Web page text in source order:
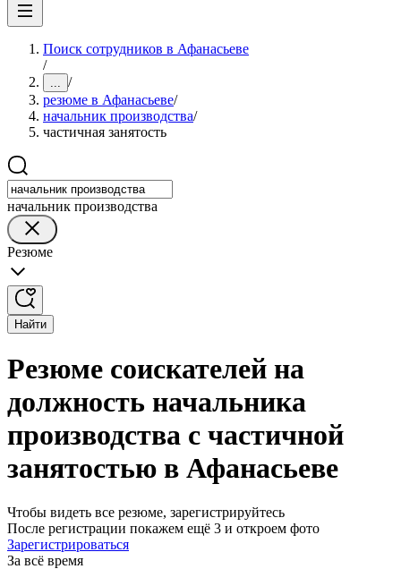
Поиск сотрудников в Афанасьеве
/
... /
резюме в Афанасьеве/
начальник производства/
частичная занятость
начальник производства
Резюме
Найти
Резюме соискателей на
должность начальника
производства с частичной
занятостью в Афанасьеве
Чтобы видеть все резюме, зарегистрируйтесь
После регистрации покажем ещё 3 и откроем фото
Зарегистрироваться
За всё время